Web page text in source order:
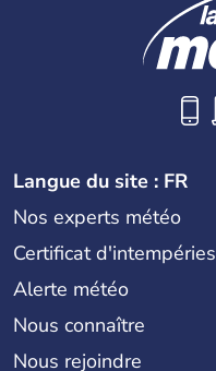
Langue du site : FR
Nos experts météo
Certificat d'intempéries
Alerte météo
Nous connaître
Nous rejoindre